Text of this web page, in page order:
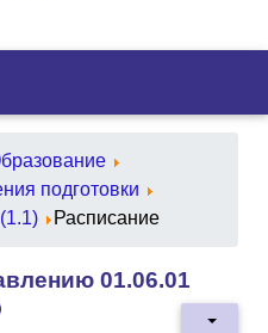
подготовки
Расписание
01.06.01